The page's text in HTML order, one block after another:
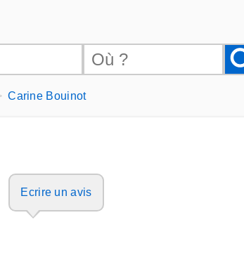
Carine Bouinot
Ecrire un avis